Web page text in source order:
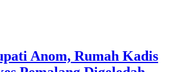
Anom, Rumah Kadis